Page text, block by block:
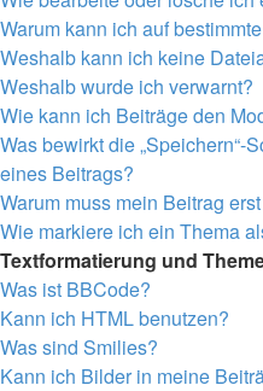
Warum kann ich auf
Weshalb kann ich keine
Weshalb wurde ich verwarnt?
Wie kann ich Beiträge den
Was bewirkt die „Speichern“-
eines Beitrags?
Warum muss mein Beitrag
Wie markiere ich ein Thema
Textformatierung und
Was ist BBCode?
Kann ich HTML benutzen?
Was sind Smilies?
Kann ich Bilder in meine